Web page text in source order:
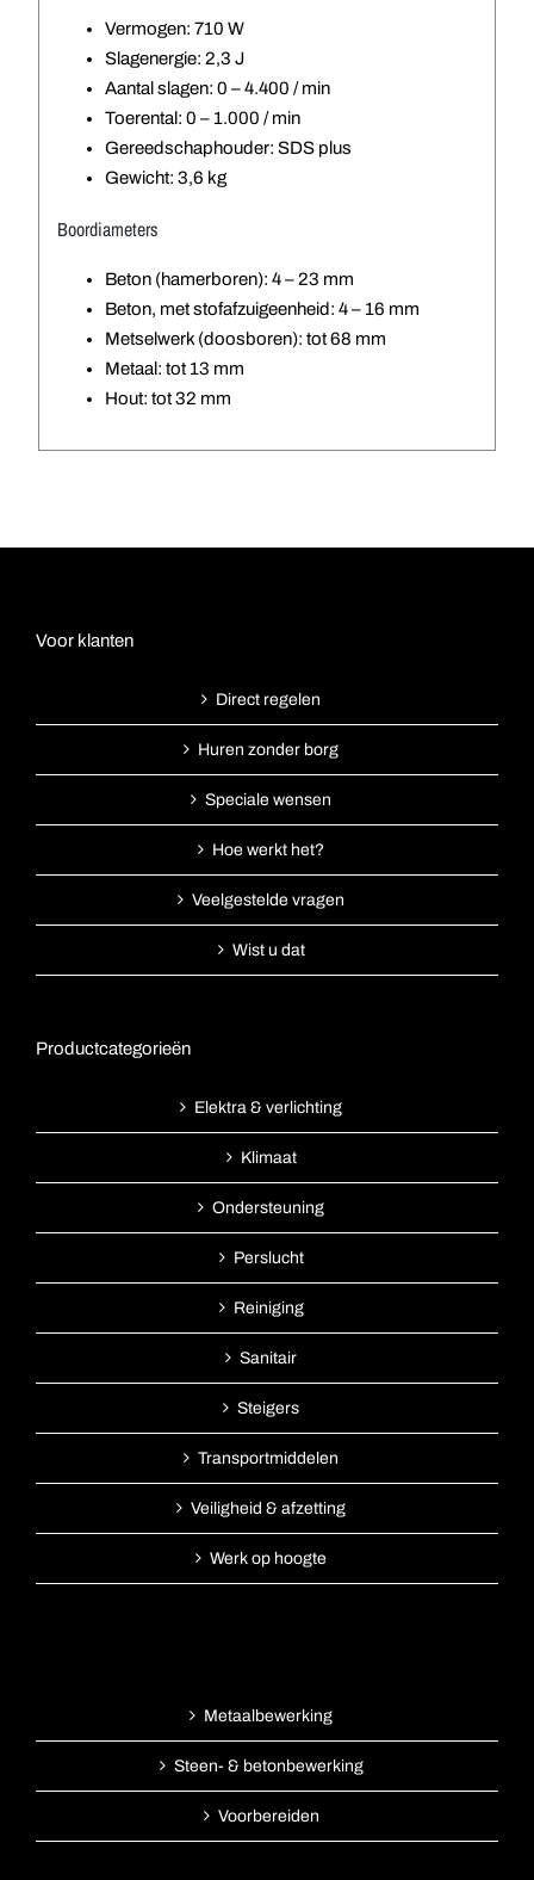
Vermogen: 710 W
Slagenergie: 2,3 J
Aantal slagen: 0 – 4.400 / min
Toerental: 0 – 1.000 / min
Gereedschaphouder: SDS plus
Gewicht: 3,6 kg
Boordiameters
Beton (hamerboren): 4 – 23 mm
Beton, met stofafzuigeenheid: 4 – 16 mm
Metselwerk (doosboren): tot 68 mm
Metaal: tot 13 mm
Hout: tot 32 mm
Voor klanten
Direct regelen
Huren zonder borg
Speciale wensen
Hoe werkt het?
Veelgestelde vragen
Wist u dat
Productcategorieën
Elektra & verlichting
Klimaat
Ondersteuning
Perslucht
Reiniging
Sanitair
Steigers
Transportmiddelen
Veiligheid & afzetting
Werk op hoogte
Metaalbewerking
Steen- & betonbewerking
Voorbereiden